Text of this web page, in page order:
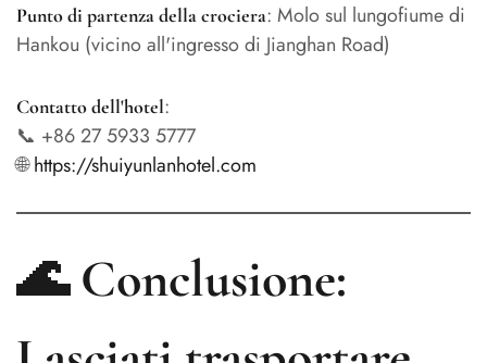
Punto di partenza della crociera: Molo sul lungofiume di
Hankou (vicino all'ingresso di Jianghan Road)
Contatto dell'hotel:
📞 +86 27 5933 5777
🌐https://shuiyunlanhotel.com
🌊 Conclusione: